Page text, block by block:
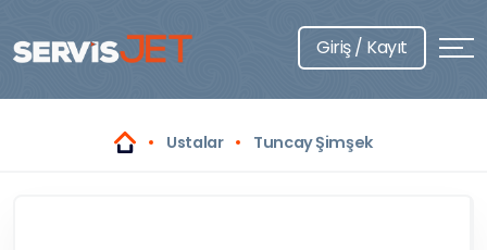
Giriş / Kayıt
Ustalar Tuncay Şimşek